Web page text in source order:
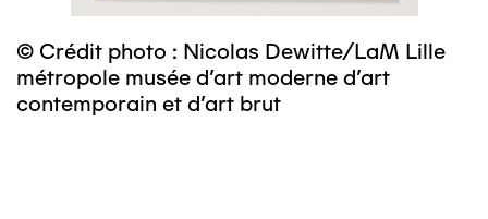
© Crédit photo : Nicolas Dewitte/LaM Lille
métropole musée d’art moderne d’art
contemporain et d’art brut